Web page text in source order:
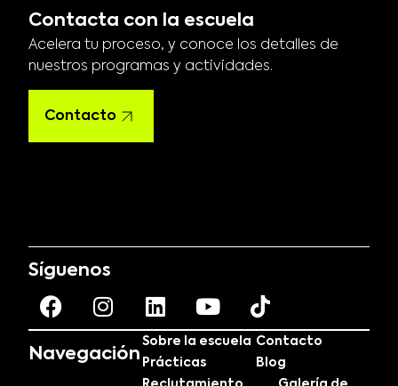
Navegación
Sobre la escuela
Prácticas
Contacto
Blog
Contacta con la escuela
Acelera tu proceso, y conoce los detalles de
nuestros programas y actividades.
Contacto
Síguenos